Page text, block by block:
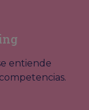
entiende